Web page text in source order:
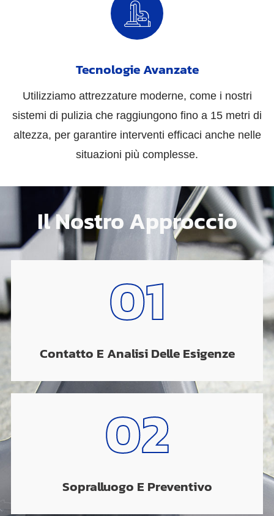
Tecnologie Avanzate
Utilizziamo attrezzature moderne, come i nostri
sistemi di pulizia che raggiungono fino a 15 metri di
altezza, per garantire interventi efficaci anche nelle
situazioni più complesse.
Il Nostro Approccio
01
Contatto E Analisi Delle Esigenze
02
Sopralluogo E Preventivo